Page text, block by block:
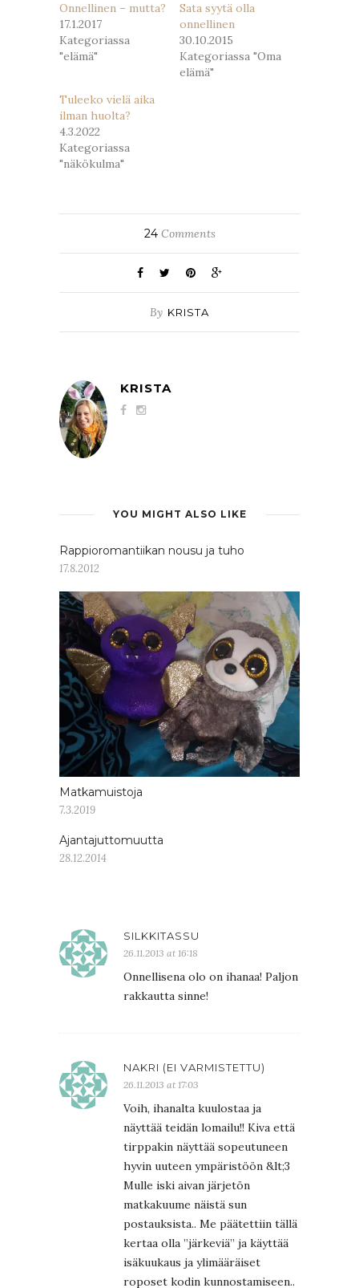
Onnellinen – mutta?
17.1.2017
Kategoriassa
"elämä"
Sata syytä olla
onnellinen
30.10.2015
Kategoriassa "Oma
elämä"
Tuleeko vielä aika
ilman huolta?
4.3.2022
Kategoriassa
"näkökulma"
24Comments
By KRISTA
KRISTA
YOU MIGHT ALSO LIKE
Rappioromantiikan nousu ja tuho
17.8.2012
Matkamuistoja
7.3.2019
Ajantajuttomuutta
28.12.2014
SILKKITASSU
26.11.2013 at 16:18
Onnellisena olo on ihanaa! Paljon
rakkautta sinne!
NAKRI (EI VARMISTETTU)
26.11.2013 at 17:03
Voih, ihanalta kuulostaa ja
näyttää teidän lomailu!! Kiva että
tirppakin näyttää sopeutuneen
hyvin uuteen ympäristöön &lt;3
Mulle iski aivan järjetön
matkakuume näistä sun
postauksista.. Me päätettiin tällä
kertaa olla ”järkeviä” ja käyttää
isäkuukaus ja ylimääräiset
roposet kodin kunnostamiseen..